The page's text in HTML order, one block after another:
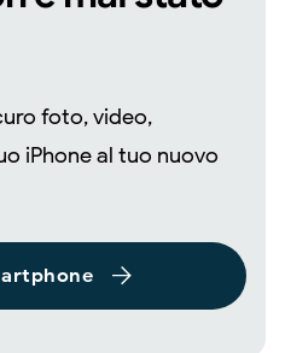
foto, video,
iPhone al tuo nuovo